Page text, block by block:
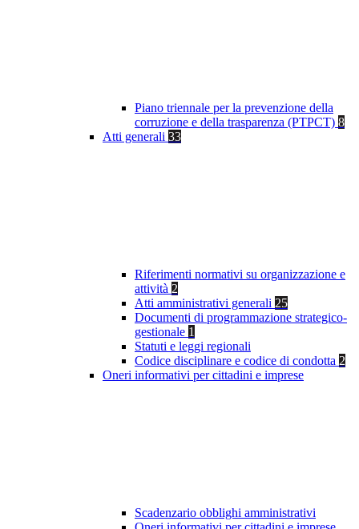
Piano triennale per la prevenzione della
corruzione e della trasparenza (PTPCT) 8
Atti generali 33
Riferimenti normativi su organizzazione e
attività 2
Atti amministrativi generali 25
Documenti di programmazione strategico-
gestionale 1
Statuti e leggi regionali
Codice disciplinare e codice di condotta 2
Oneri informativi per cittadini e imprese
Scadenzario obblighi amministrativi